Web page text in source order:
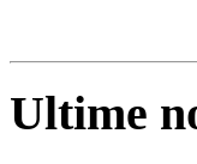
Ultime